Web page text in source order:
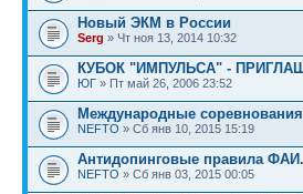
Новый ЭКМ в России
Serg » Чт ноя 13, 2014 10:32
КУБОК "ИМПУЛЬСА" -
ЮГ » Пт май 26, 2006 23:52
Международные
NEFTO » Сб янв 10, 2015 15:19
Антидопинговые правила ФАИ.
NEFTO » Сб янв 03, 2015 00:05